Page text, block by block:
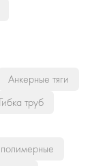
Анкерные тяги
Гибка труб